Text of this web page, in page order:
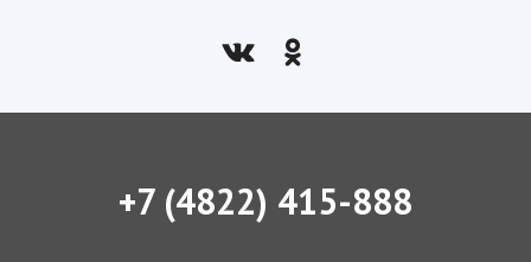
+7 (4822) 415-888